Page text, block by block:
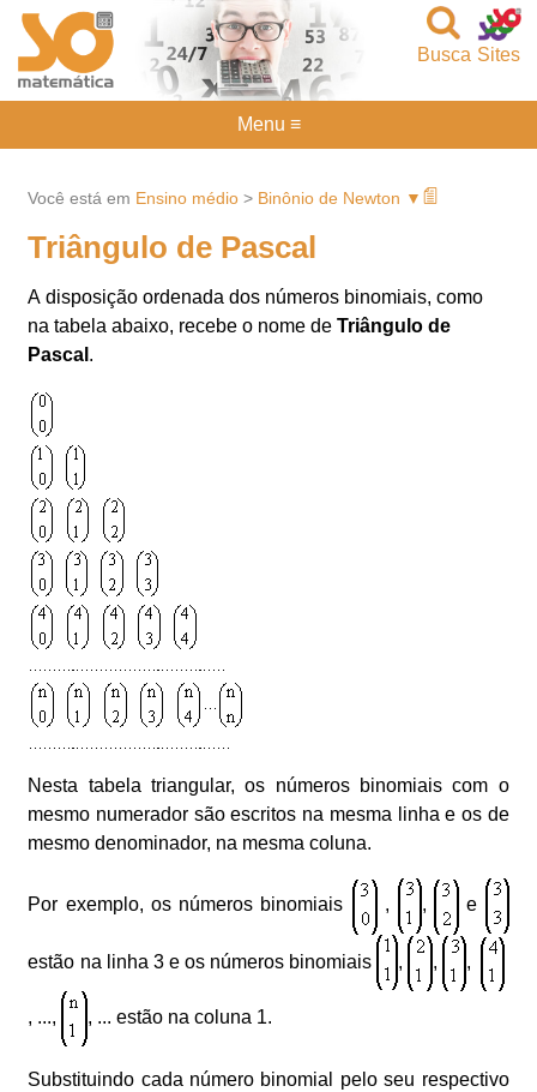
Sites
Busca
Você está em Ensino médio > Binônio de Newton ▼
Triângulo de Pascal
A disposição ordenada dos números binomiais, como
na tabela abaixo, recebe o nome deTriângulo de
Pascal .
Nesta tabela triangular, os números binomiais com o
mesmo numerador são escritos na mesma linha e os de
mesmo denominador, na mesma coluna.
Por exemplo, os números binomiais , , e
estão na linha 3 e os números binomiais , , ,
, ..., , ... estão na coluna 1.
Substituindo cada número binomial pelo seu respectivo